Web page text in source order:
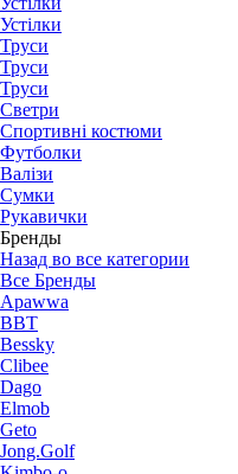
Устілки
Труси
Труси
Труси
Светри
Спортивні костюми
Футболки
Валізи
Сумки
Рукавички
Бренды
Назад во все категории
Все Бренды
Apawwa
BBT
Bessky
Clibee
Dago
Elmob
Geto
Jong.Golf